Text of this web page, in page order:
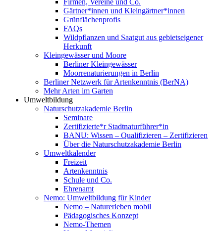
Firmen, Vereine und Co.
Gärtner*innen und Kleingärtner*innen
Grünflächenprofis
FAQs
Wildpflanzen und Saatgut aus gebietseigener
Herkunft
Kleingewässer und Moore
Berliner Kleingewässer
Moorrenaturierungen in Berlin
Berliner Netzwerk für Artenkenntnis (BerNA)
Mehr Arten im Garten
Umweltbildung
Naturschutzakademie Berlin
Seminare
Zertifizierte*r Stadtnaturführer*in
BANU: Wissen – Qualifizieren – Zertifizieren
Über die Naturschutzakademie Berlin
Umweltkalender
Freizeit
Artenkenntnis
Schule und Co.
Ehrenamt
Nemo: Umweltbildung für Kinder
Nemo – Naturerleben mobil
Pädagogisches Konzept
Nemo-Themen